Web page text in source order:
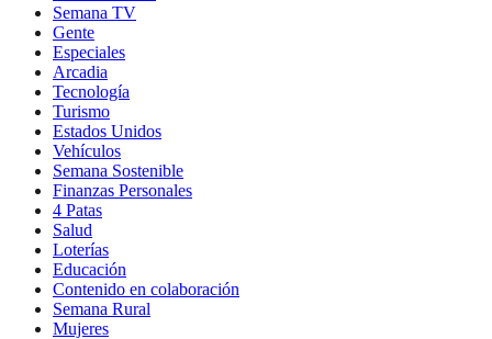
Semana TV
Gente
Especiales
Arcadia
Tecnología
Turismo
Estados Unidos
Vehículos
Semana Sostenible
Finanzas Personales
4 Patas
Salud
Loterías
Educación
Contenido en colaboración
Semana Rural
Mujeres